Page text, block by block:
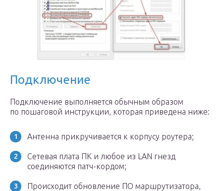
Подключение
Подключение выполняется обычным образом
по пошаговой инструкции, которая приведена ниже:
Антенна прикручивается к корпусу роутера;
Сетевая плата ПК и любое из LAN гнезд
соединяются патч-кордом;
Происходит обновление ПО маршрутизатора,